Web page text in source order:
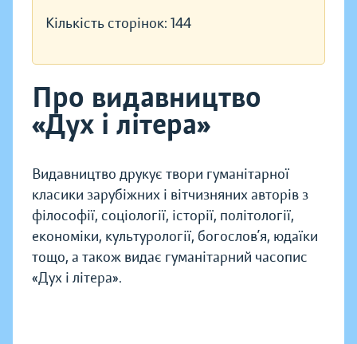
Кількість сторінок: 144
Про видавництво
«Дух і літера»
Видавництво друкує твори гуманітарної
класики зарубіжних і вітчизняних авторів з
філософії, соціології, історії, політології,
економіки, культурології, богослов’я, юдаїки
тощо, а також видає гуманітарний часопис
«Дух і літера».